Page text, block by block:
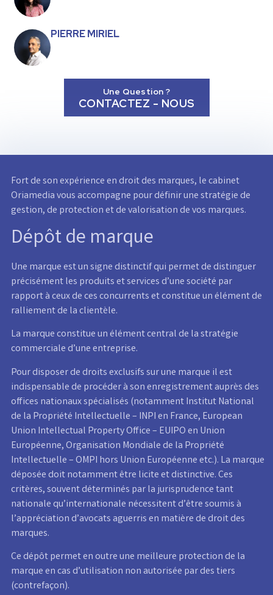
PIERRE MIRIEL
Une Question ?
CONTACTEZ - NOUS
Fort de son expérience en droit des marques, le cabinet
Oriamedia vous accompagne pour définir une stratégie de
gestion, de protection et de valorisation de vos marques.
Dépôt de marque
Une marque est un signe distinctif qui permet de distinguer
précisément les produits et services d’une société par
rapport à ceux de ces concurrents et constitue un élément de
ralliement de la clientèle.
La marque constitue un élément central de la stratégie
commerciale d’une entreprise.
Pour disposer de droits exclusifs sur une marque il est
indispensable de procéder à son enregistrement auprès des
offices nationaux spécialisés (notamment Institut National
de la Propriété Intellectuelle – INPI en France, European
Union Intellectual Property Office – EUIPO en Union
Européenne, Organisation Mondiale de la Propriété
Intellectuelle – OMPI hors Union Européenne etc.). La marque
déposée doit notamment être licite et distinctive. Ces
critères, souvent déterminés par la jurisprudence tant
nationale qu’internationale nécessitent d’être soumis à
l’appréciation d’avocats aguerris en matière de droit des
marques.
Ce dépôt permet en outre une meilleure protection de la
marque en cas d’utilisation non autorisée par des tiers
(contrefaçon).